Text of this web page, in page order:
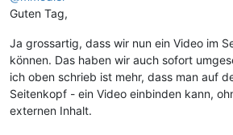
Guten Tag,
Ja grossartig, dass wir nun ein Video im
können. Das haben wir auch sofort
ich oben schrieb ist mehr, dass man auf
Seitenkopf - ein Video einbinden kann,
externen Inhalt.